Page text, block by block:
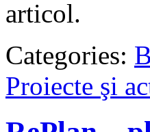
articol.
Categories:
Proiecte şi